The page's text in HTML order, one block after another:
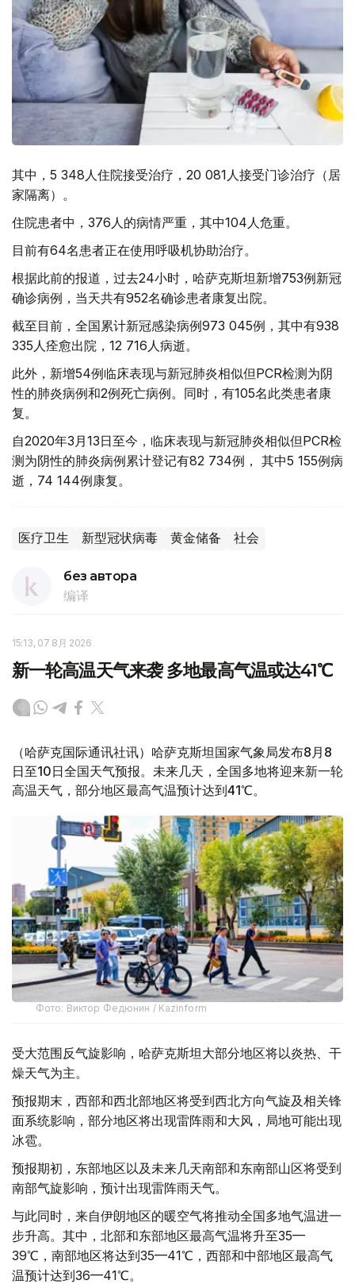
其中，5 348人住院接受治疗，20 081人接受门诊治疗（居
家隔离）。
住院患者中，376人的病情严重，其中104人危重。
目前有64名患者正在使用呼吸机协助治疗。
根据此前的报道，过去24小时，哈萨克斯坦新增753例新冠
确诊病例，当天共有952名确诊患者康复出院。
截至目前，全国累计新冠感染病例973 045例，其中有938
335人痊愈出院，12 716人病逝。
此外，新增54例临床表现与新冠肺炎相似但PCR检测为阴
性的肺炎病例和2例死亡病例。同时，有105名此类患者康
复。
自2020年3月13日至今，临床表现与新冠肺炎相似但PCR检
测为阴性的肺炎病例累计登记有82 734例， 其中5 155例病
逝，74 144例康复。
医疗卫生 新型冠状病毒 黄金储备 社会
без автора
编译
15:13, 07 8月 2026
新一轮高温天气来袭 多地最高气温或达41℃
（哈萨克国际通讯社讯）哈萨克斯坦国家气象局发布8月8
日至10日全国天气预报。未来几天，全国多地将迎来新一轮
高温天气，部分地区最高气温预计达到41℃。
Фото: Виктор Федюнин / Kazinform
受大范围反气旋影响，哈萨克斯坦大部分地区将以炎热、干
燥天气为主。
预报期末，西部和西北部地区将受到西北方向气旋及相关锋
面系统影响，部分地区将出现雷阵雨和大风，局地可能出现
冰雹。
预报期初，东部地区以及未来几天南部和东南部山区将受到
南部气旋影响，预计出现雷阵雨天气。
与此同时，来自伊朗地区的暖空气将推动全国多地气温进一
步升高。其中，北部和东部地区最高气温将升至35—
39℃，南部地区将达到35—41℃，西部和中部地区最高气
温预计达到36—41℃。